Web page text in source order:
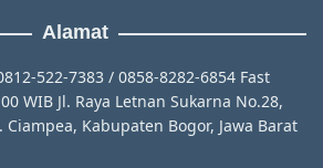
Alamat
522-7383 / 0858-8282-6854 Fast
WIB Jl. Raya Letnan Sukarna No.28,
Ciampea, Kabupaten Bogor, Jawa Barat